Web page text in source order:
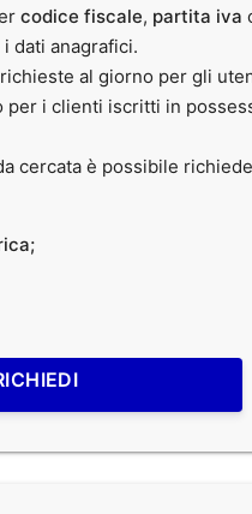
codice fiscale, partita iva
dati anagrafici.
al giorno per gli
i clienti iscritti in
cercata è possibile